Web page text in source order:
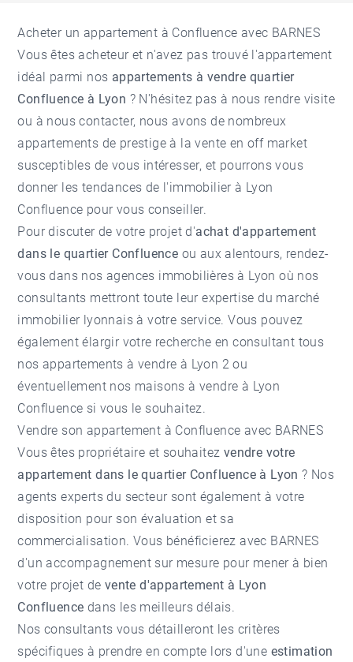
Acheter un appartement à Confluence avec BARNES
Vous êtes acheteur et n'avez pas trouvé l'appartement
idéal parmi nos appartements à vendre quartier
Confluence à Lyon ? N'hésitez pas à nous rendre visite
ou à nous contacter, nous avons de nombreux
appartements de prestige à la vente en off market
susceptibles de vous intéresser, et pourrons vous
donner les tendances de l'immobilier à Lyon
Confluence pour vous conseiller.
Pour discuter de votre projet d'achat d'appartement
dans le quartier Confluence ou aux alentours, rendez-
vous dans nosagences immobilières à Lyon où nos
consultants mettront toute leur expertise du marché
immobilier lyonnais à votre service. Vous pouvez
également élargir votre recherche en consultant tous
nosappartements à vendre à Lyon 2 ou
éventuellement nos maisons à vendre à Lyon
Confluence si vous le souhaitez.
Vendre son appartement à Confluence avec BARNES
Vous êtes propriétaire et souhaitez vendre votre
appartement dans le quartier Confluence à Lyon ? Nos
agents experts du secteur sont également à votre
disposition pour son évaluation et sa
commercialisation. Vous bénéficierez avec BARNES
d'un accompagnement sur mesure pour mener à bien
votre projet de vente d'appartement à Lyon
Confluence dans les meilleurs délais.
Nos consultants vous détailleront les critères
spécifiques à prendre en compte lors d'une estimation